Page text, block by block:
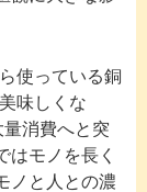
使っている銅
味しくな
量消費へと突
はモノを長く
ノと人との濃